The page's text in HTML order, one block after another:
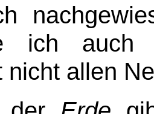
ich auch
nicht allen